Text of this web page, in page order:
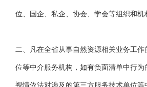
位、国企、私企、协会、学会等组织和机
二、凡在全省从事自然资源相关业务工
位等中介服务机构，如有负面清单中行
视情依法对涉及的第三方服务技术单位